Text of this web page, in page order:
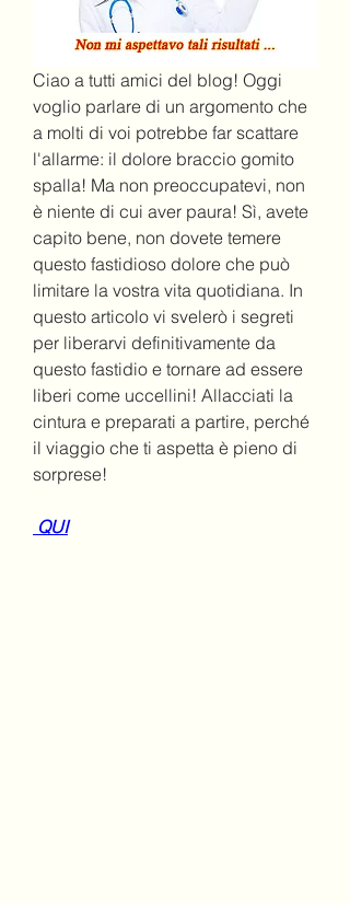
Ciao a tutti amici del blog! Oggi
voglio parlare di un argomento che
a molti di voi potrebbe far scattare
l'allarme: il dolore braccio gomito
spalla! Ma non preoccupatevi, non
è niente di cui aver paura! Sì, avete
capito bene, non dovete temere
questo fastidioso dolore che può
limitare la vostra vita quotidiana. In
questo articolo vi svelerò i segreti
per liberarvi definitivamente da
questo fastidio e tornare ad essere
liberi come uccellini! Allacciati la
cintura e preparati a partire, perché
il viaggio che ti aspetta è pieno di
sorprese!
QUI